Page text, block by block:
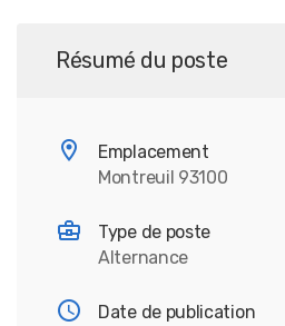
Résumé du poste
Emplacement
Montreuil 93100
Type de poste
Alternance
Date de publication